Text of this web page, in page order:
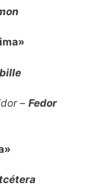
– Fedor